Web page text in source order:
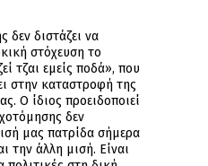
δεν διστάζει να
στόχευση το
τζαι εμείς ποδά», που
στην καταστροφή της
Ο ίδιος προειδοποιεί
δεν
μας πατρίδα σήμερα
την άλλη μισή. Είναι